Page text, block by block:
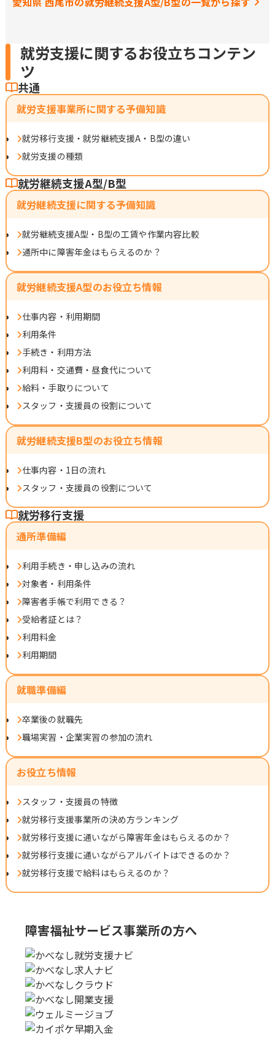
就労支援に関するお役立ちコンテン
ツ
共通
就労支援事業所に関する予備知識
就労移行支援・就労継続支援A・B型の違い
就労支援の種類
就労継続支援A型/B型
就労継続支援に関する予備知識
就労継続支援A型・B型の工賃や作業内容比較
通所中に障害年金はもらえるのか？
就労継続支援A型のお役立ち情報
仕事内容・利用期間
利用条件
手続き・利用方法
利用料・交通費・昼食代について
給料・手取りについて
スタッフ・支援員の役割について
就労継続支援B型のお役立ち情報
仕事内容・1日の流れ
スタッフ・支援員の役割について
就労移行支援
通所準備編
利用手続き・申し込みの流れ
対象者・利用条件
障害者手帳で利用できる？
受給者証とは？
利用料金
利用期間
就職準備編
卒業後の就職先
職場実習・企業実習の参加の流れ
お役立ち情報
スタッフ・支援員の特徴
就労移行支援事業所の決め方ランキング
就労移行支援に通いながら障害年金はもらえるのか？
就労移行支援に通いながらアルバイトはできるのか？
就労移行支援で給料はもらえるのか？
障害福祉サービス事業所の方へ